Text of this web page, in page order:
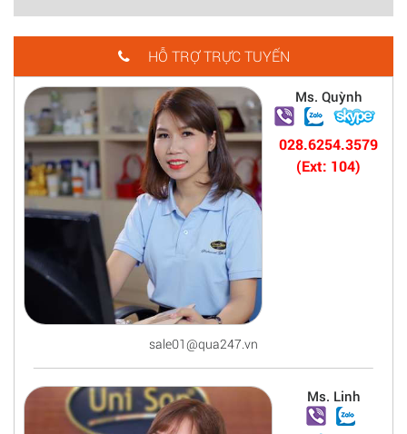
HỖ TRỢ TRỰC TUYẾN
Ms. Quỳnh
028.6254.3579
(Ext: 104)
sale01@qua247.vn
Ms. Linh